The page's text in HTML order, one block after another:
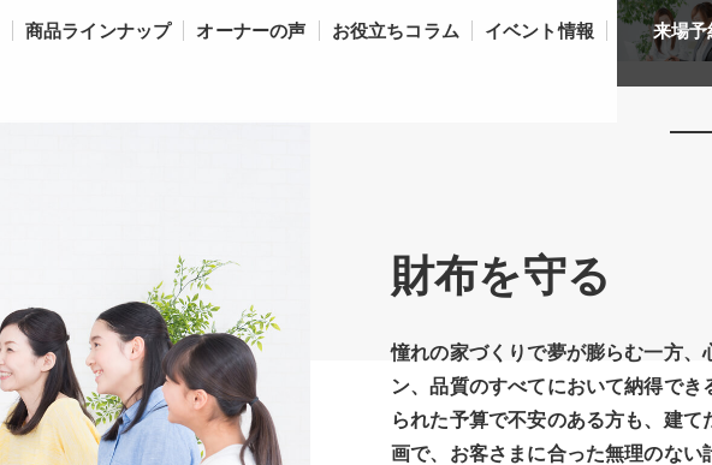
商品ラインナップ オーナーの声 お役立ちコラム イベント情報 来場予
財布を守る
憧れの家づくりで夢が膨らむ一方
ン、品質のすべてにおいて納得で
られた予算で不安のある方も、建
画で、お客さまに合った無理のない